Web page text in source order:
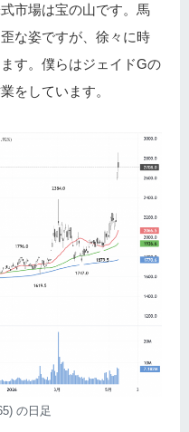
市場は宝の山です。馬
な姿ですが、徐々に時
す。僕らはジェイドGの
をしています。
の日足